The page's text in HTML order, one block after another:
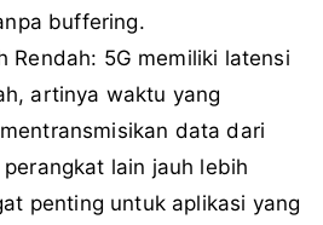
buffering.
Rendah: 5G memiliki latensi
artinya waktu yang
data dari
lain jauh lebih
penting untuk aplikasi yang